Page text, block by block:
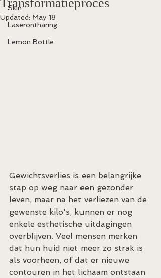
Skin
Laserontharing
Lemon Bottle
Updated: May 18
Gewichtsverlies is een belangrijke
stap op weg naar een gezonder
leven, maar na het verliezen van de
gewenste kilo's, kunnen er nog
enkele esthetische uitdagingen
overblijven. Veel mensen merken
dat hun huid niet meer zo strak is
als voorheen, of dat er nieuwe
contouren in het lichaam ontstaan